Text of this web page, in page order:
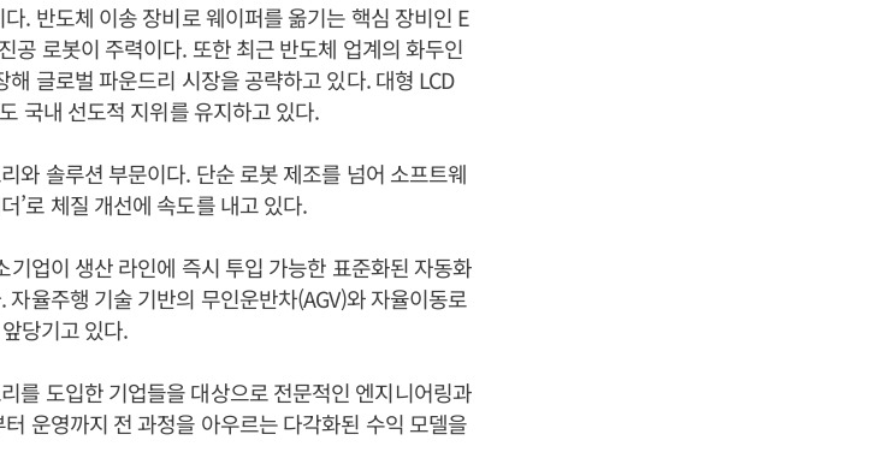
. 반도체 이송 장비로 웨이퍼를 옮기는 핵심 장비인 E
로봇이 주력이다. 또한 최근 반도체 업계의 화두인
해 글로벌 파운드리 시장을 공략하고 있다. 대형 LCD
국내 선도적 지위를 유지하고 있다.
와 솔루션 부문이다. 단순 로봇 제조를 넘어 소프트웨
’로 체질 개선에 속도를 내고 있다.
기업이 생산 라인에 즉시 투입 가능한 표준화된 자동화
율주행 기술 기반의 무인운반차(AGV)와 자율이동로
당기고 있다.
를 도입한 기업들을 대상으로 전문적인 엔지니어링과
운영까지 전 과정을 아우르는 다각화된 수익 모델을